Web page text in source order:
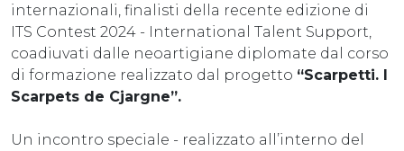
internazionali, finalisti della recente edizione di
ITS Contest 2024 - International Talent Support,
coadiuvati dalle neoartigiane diplomate dal corso
di formazione realizzato dal progetto “Scarpetti. I
Scarpets de Cjargne”.
Un incontro speciale - realizzato all’interno del